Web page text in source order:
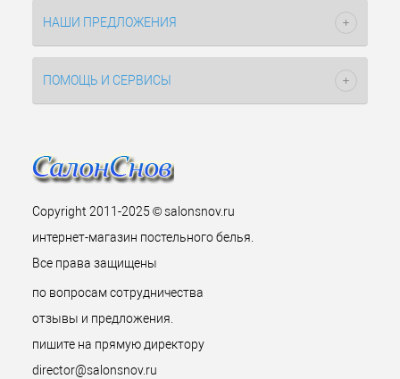
НАШИ ПРЕДЛОЖЕНИЯ
ПОМОЩЬ И СЕРВИСЫ
Copyright 2011-2025 © salonsnov.ru
интернет-магазин постельного белья.
Все права защищены
по вопросам сотрудничества
отзывы и предложения.
пишите на прямую директору
director@salonsnov.ru